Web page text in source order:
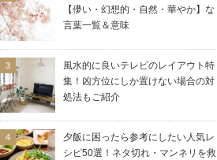
【儚い・幻想的・自然・華やか】な
言葉一覧＆意味
風水的に良いテレビのレイアウト特
集！凶方位にしか置けない場合の対
処法もご紹介
夕飯に困ったら参考にしたい人気レ
シピ50選！ネタ切れ・マンネリを救